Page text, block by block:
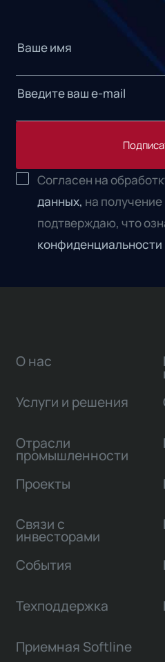
Согласен на
данных, на получение
подтверждаю, что
О нас
Услуги и решения
Отрасли
промышленности
Проекты
Связи с
инвесторами
События
Техподдержка
Приемная Softline